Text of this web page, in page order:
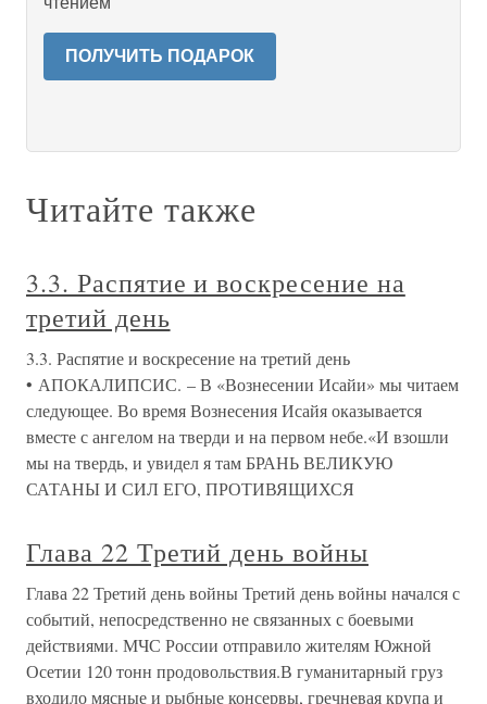
ПОЛУЧИТЬ ПОДАРОК
Читайте также
3.3. Распятие и воскресение на
третий день
3.3. Распятие и воскресение на третий день
• АПОКАЛИПСИС. – В «Вознесении Исайи» мы читаем
следующее. Во время Вознесения Исайя оказывается
вместе с ангелом на тверди и на первом небе.«И взошли
мы на твердь, и увидел я там БРАНЬ ВЕЛИКУЮ
САТАНЫ И СИЛ ЕГО, ПРОТИВЯЩИХСЯ
Глава 22 Третий день войны
Глава 22 Третий день войны Третий день войны начался с
событий, непосредственно не связанных с боевыми
действиями. МЧС России отправило жителям Южной
Осетии 120 тонн продовольствия.В гуманитарный груз
входило мясные и рыбные консервы, гречневая крупа и